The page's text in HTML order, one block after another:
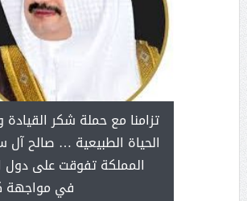
تزامنا مع حملة شكر
الحياة الطبيعية … صالح آل
المملكة تفوقت على دول
في مواجهة
آل شرمه:
هي أساس